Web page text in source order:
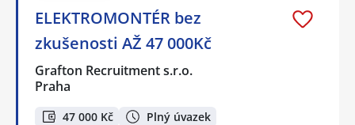
ELEKTROMONTÉR bez
zkušenosti AŽ 47 000Kč
Grafton Recruitment s.r.o.
Praha
47 000 Kč Plný úvazek